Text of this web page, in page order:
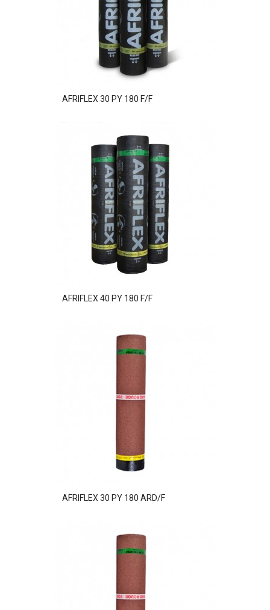
AFRIFLEX 30 PY 180 F/F
AFRIFLEX 40 PY 180 F/F
AFRIFLEX 30 PY 180 ARD/F